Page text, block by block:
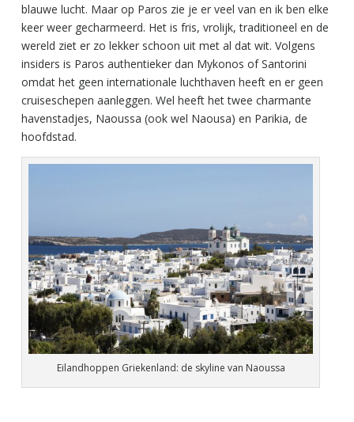
blauwe lucht. Maar op Paros zie je er veel van en ik ben elke
keer weer gecharmeerd. Het is fris, vrolijk, traditioneel en de
wereld ziet er zo lekker schoon uit met al dat wit. Volgens
insiders is Paros authentieker dan Mykonos of Santorini
omdat het geen internationale luchthaven heeft en er geen
cruiseschepen aanleggen. Wel heeft het twee charmante
havenstadjes, Naoussa (ook wel Naousa) en Parikia, de
hoofdstad.
Eilandhoppen Griekenland: de skyline van Naoussa